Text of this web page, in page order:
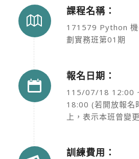
課程名稱：
171579 Python 機
劃實務班第01期
報名日期：
115/07/18 12:00
18:00 (若開放報名
上，表示本班曾變
訓練費用：